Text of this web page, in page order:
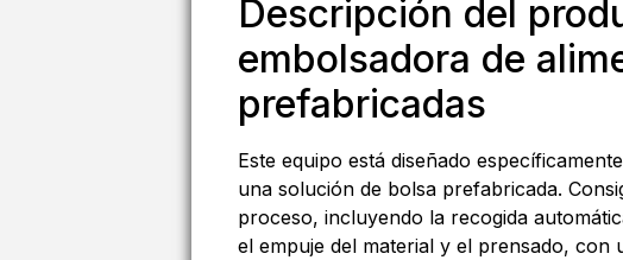
Descripción del
embolsadora de
prefabricadas
Este equipo está diseñado
una solución de bolsa prefabricada.
proceso, incluyendo la recogida
el empuje del material y el prensado, con